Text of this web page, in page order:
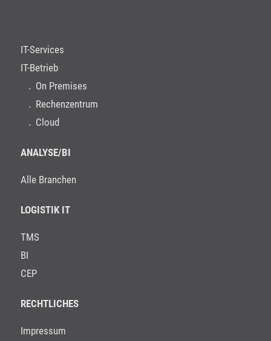
IT-Services
IT-Betrieb
On Premises
Rechenzentrum
Cloud
ANALYSE/BI
Alle Branchen
LOGISTIK IT
TMS
BI
CEP
RECHTLICHES
Impressum